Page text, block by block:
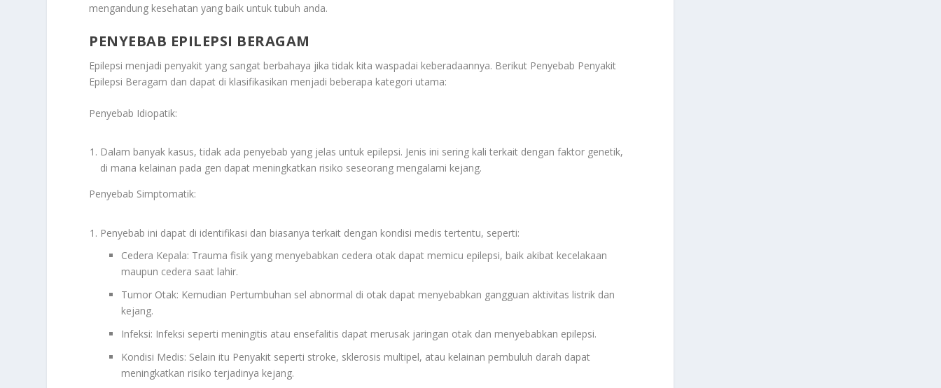
mengandung kesehatan yang baik untuk tubuh anda.
PENYEBAB EPILEPSI BERAGAM
Epilepsi menjadi penyakit yang sangat berbahaya jika tidak kita waspadai keberadaannya. Berikut Penyebab Penyakit
Epilepsi Beragam dan dapat di klasifikasikan menjadi beberapa kategori utama:
Penyebab Idiopatik:
Dalam banyak kasus, tidak ada penyebab yang jelas untuk epilepsi. Jenis ini sering kali terkait dengan faktor genetik,
di mana kelainan pada gen dapat meningkatkan risiko seseorang mengalami kejang.
Penyebab Simptomatik:
Penyebab ini dapat di identifikasi dan biasanya terkait dengan kondisi medis tertentu, seperti:
Cedera Kepala: Trauma fisik yang menyebabkan cedera otak dapat memicu epilepsi, baik akibat kecelakaan
maupun cedera saat lahir.
Tumor Otak: Kemudian Pertumbuhan sel abnormal di otak dapat menyebabkan gangguan aktivitas listrik dan
kejang.
Infeksi: Infeksi seperti meningitis atau ensefalitis dapat merusak jaringan otak dan menyebabkan epilepsi.
Kondisi Medis: Selain itu Penyakit seperti stroke, sklerosis multipel, atau kelainan pembuluh darah dapat
meningkatkan risiko terjadinya kejang.